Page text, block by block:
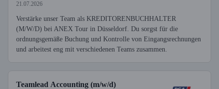
21.07.2026
Verstärke unser Team als KREDITORENBUCHHALTER
(M/W/D) bei ANEX Tour in Düsseldorf. Du sorgst für die
ordnungsgemäße Buchung und Kontrolle von Eingangsrechnungen
und arbeitest eng mit verschiedenen Teams zusammen.
Teamlead Accounting (m/w/d)